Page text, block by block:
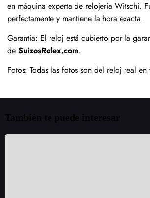
en máquina experta de relojería Witschi.
perfectamente y mantiene la hora exacta.
Garantía: El reloj está cubierto por la
de SuizosRolex.com.
Fotos: Todas las fotos son del reloj real en
También te puede interesar